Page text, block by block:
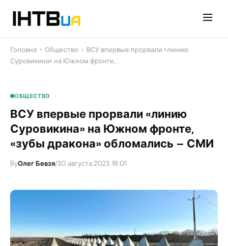
Головна › Общество › ВСУ впервые прорвали «линию
Суровикина» на Южном фронте,…
ОБЩЕСТВО
ВСУ впервые прорвали «линию
Суровикина» на Южном фронте,
«зубы дракона» обломались – СМИ
ByОлег Бевзя/30 августа 2023, 18:01